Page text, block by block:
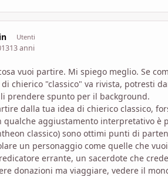
Utenti
13 anni
vuoi partire. Mi spiego meglio. Se
chierico "classico" va rivista, potresti
prendere spunto per il background.
dalla tua idea di chierico classico,
qualche aggiustamento interpretativo
classico) sono ottimi punti di
un personaggio come quelle che
errante, un sacerdote che
donazioni ma viaggiare, vedere il